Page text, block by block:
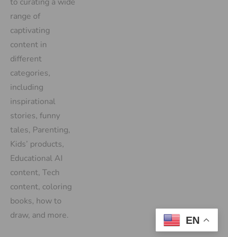
range of
captivating
content in
different
categories,
including
inspirational
stories, funny
tales, Parenting,
Kids’ products,
Educational AI
content, Tech
content, coloring
books, how to
draw, and more.
EN